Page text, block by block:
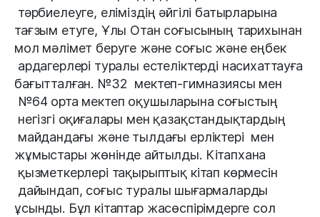
тәрбиелеуге, еліміздің
тағзым етуге, Ұлы Отан соғысының тарихынан
мол мәлімет беруге және соғыс және еңбек
ардагерлері туралы естеліктерді насихаттауға
бағытталған. №32 мектеп-гимназиясы мен
№64 орта мектеп оқушыларына соғыстың
негізгі оқиғалары мен қазақстандықтардың
майдандағы және тылдағы ерліктері мен
жұмыстары жөнінде айтылды. Кітапхана
қызметкерлері тақырыптық кітап көрмесін
дайындап, соғыс туралы шығармаларды
ұсынды. Бұл кітаптар жасөспірімдерге сол